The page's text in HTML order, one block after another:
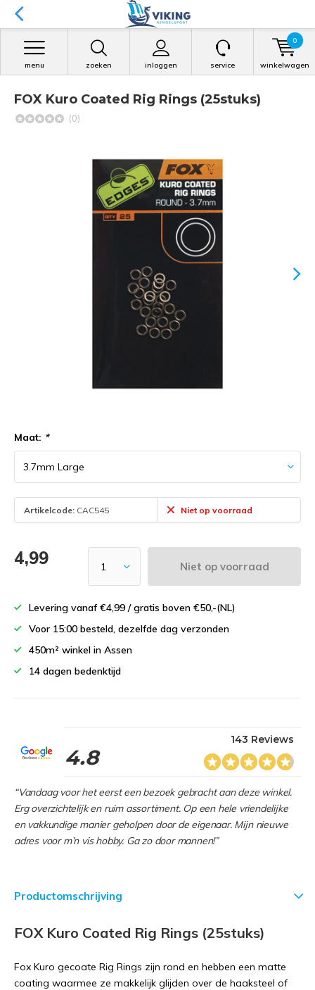
zoeken inloggen
menu service winkelwagen
0
FOX Kuro Coated Rig Rings (25stuks)
(0)
Maat: *
Artikelcode: CAC545 Niet op voorraad
4,99 Niet op voorraad
Levering vanaf €4,99 / gratis boven €50,-(NL)
Voor 15:00 besteld, dezelfde dag verzonden
450m² winkel in Assen
14 dagen bedenktijd
4.8
143 Reviews
“Vandaag voor het eerst een bezoek gebracht aan deze winkel.
Erg overzichtelijk en ruim assortiment. Op een hele vriendelijke
en vakkundige manier geholpen door de eigenaar. Mijn nieuwe
adres voor m’n vis hobby. Ga zo door mannen!”
Productomschrijving
FOX Kuro Coated Rig Rings (25stuks)
Fox Kuro gecoate Rig Rings zijn rond en hebben een matte
coating waarmee ze makkelijk glijden over de haaksteel of